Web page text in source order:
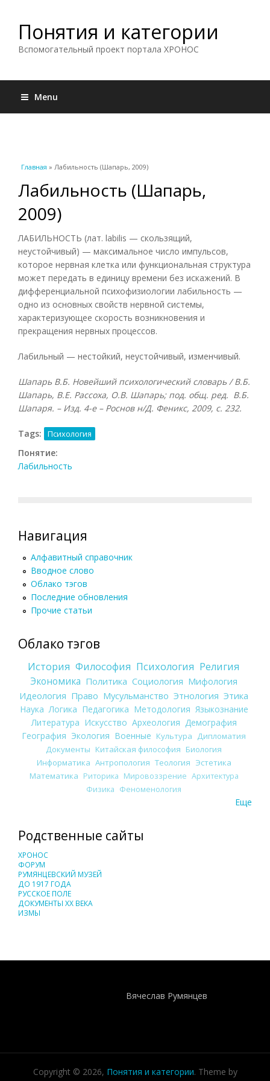
Понятия и категории
Вспомогательный проект портала ХРОНОС
Menu
Вы здесь
Главная » Лабильность (Шапарь, 2009)
Лабильность (Шапарь,
2009)
ЛАБИЛЬНОСТЬ (лат. labilis — скользящий,
неустойчивый) — максимальное число импульсов,
которое нервная клетка или функциональная структура
может передать в единицу времени без искажений. В
дифференциальной психофизиологии лабильность —
одно из основных свойств нервной системы,
характеризующее скорость возникновения и
прекращения нервных процессов.
Лабильный — нестойкий, неустойчивый, изменчивый.
Шапарь В.Б. Новейший психологический словарь / В.Б.
Шапарь, В.Е. Рассоха, О.В. Шапарь; под. общ. ред. В.Б.
Шапаря. – Изд. 4-е – Роснов н/Д. Феникс, 2009, с. 232.
Tags: Психология
Понятие:
Лабильность
Навигация
Алфавитный справочник
Вводное слово
Облако тэгов
Последние обновления
Прочие статьи
Облако тэгов
История Философия Психология Религия
Экономика Политика Социология Мифология
Идеология Право Мусульманство Этнология Этика
Наука Логика Педагогика Методология Языкознание
Литература Искусство Археология Демография
География Экология Военные Культура
Дипломатия
Документы Китайская философия Биология
Информатика Антропология Теология Эстетика
Математика Риторика Мировоззрение Архитектура
Физика Феноменология
Еще
Родственные сайты
ХРОНОС
ФОРУМ
РУМЯНЦЕВСКИЙ МУЗЕЙ
ДО 1917 ГОДА
РУССКОЕ ПОЛЕ
ДОКУМЕНТЫ XX ВЕКА
ИЗМЫ
Вячеслав Румянцев
Copyright © 2026, Понятия и категории. Theme by